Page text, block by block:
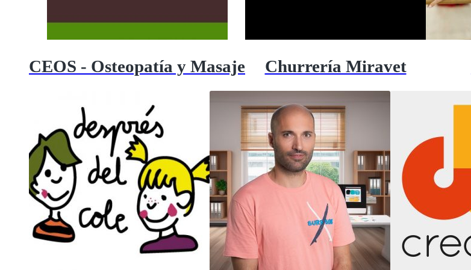
CEOS - Osteopatía y Masaje Churrería Miravet